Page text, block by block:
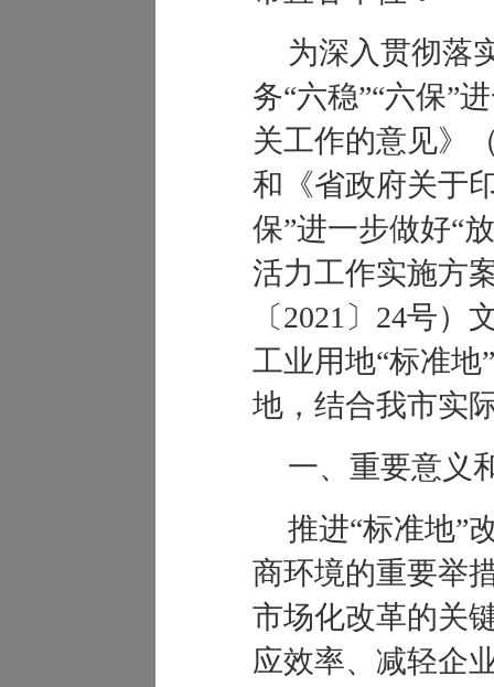
为深入贯彻落
务“六稳”“六保”
关工作的意见》
和《省政府关于
保”进一步做好“
活力工作实施方
〔2021〕24号
工业用地“标准地
地，结合我市实
一、重要意义
推进“标准地”
商环境的重要举
市场化改革的关
应效率、减轻企